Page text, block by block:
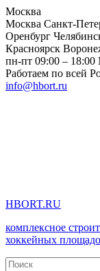
Москва
Москва Санкт-
Оренбург
Красноярск
пн-пт 09:00 –
Работаем по всей
info@hbort.ru
HBORT.RU
комплексное
хоккейных